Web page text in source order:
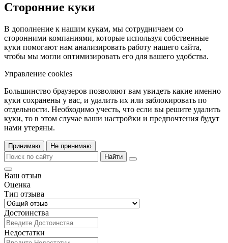
Сторонние куки
В дополнение к нашим кукам, мы сотрудничаем со
сторонними компаниями, которые используя собственные
куки помогают нам анализировать работу нашего сайта,
чтобы мы могли оптимизировать его для вашего удобства.
Управление cookies
Большинство браузеров позволяют вам увидеть какие именно
куки сохранены у вас, и удалить их или заблокировать по
отдельности. Необходимо учесть, что если вы решите удалить
куки, то в этом случае ваши настройки и предпочтения будут
нами утеряны.
Принимаю
Не принимаю
Найти
Ваш отзыв
Оценка
Тип отзыва
Достоинства
Недостатки